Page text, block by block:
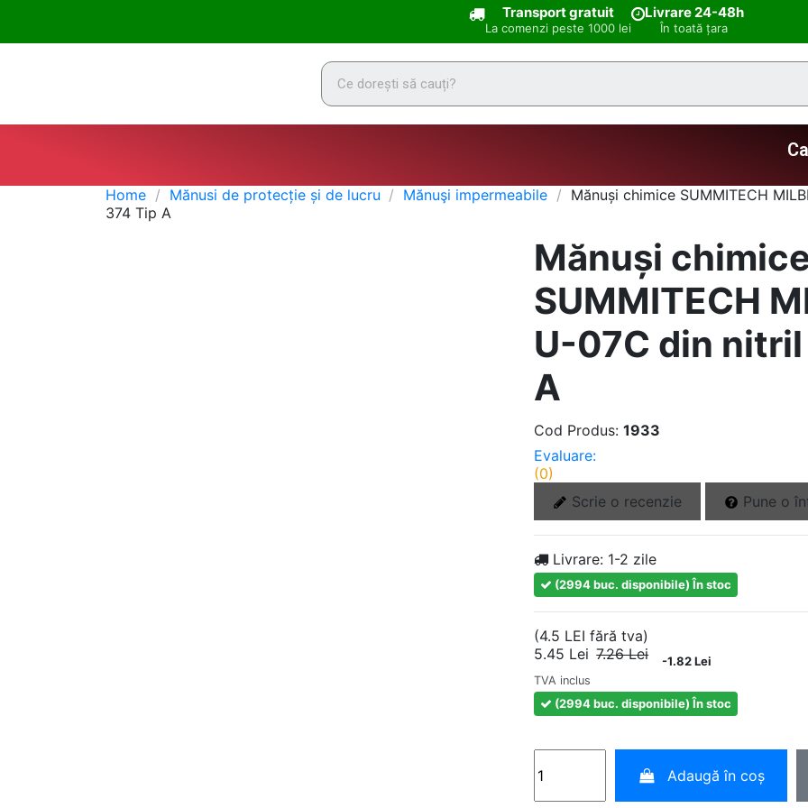
Transport gratuit
La comenzi peste 1000 lei
Livrare 24-48h
În toată țara
Home Mănusi de protecție și de lucru Mănuşi impermeabile
Mănuși chimice SUMMITECH
374 Tip A
Mănuși
SUMMITECH
U-07C din nitril
A
Cod Produs: 1933
Evaluare:
(0)
Scrie o recenzie
Pune o
Livrare: 1-2 zile
(2994 buc. disponibile)În stoc
(4.5 LEI fără tva)
5.45 Lei 7.26 Lei -1.82 Lei
TVA inclus
(2994 buc. disponibile)În stoc
Adaugă în coș